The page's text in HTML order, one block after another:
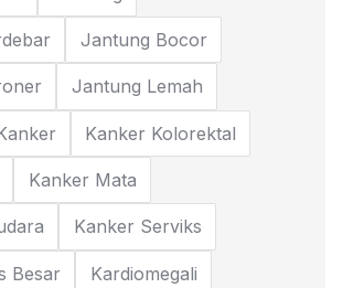
Jantung Bocor
Jantung Lemah
Kanker Kolorektal
Kanker Mata
Kanker Serviks
Besar Kardiomegali